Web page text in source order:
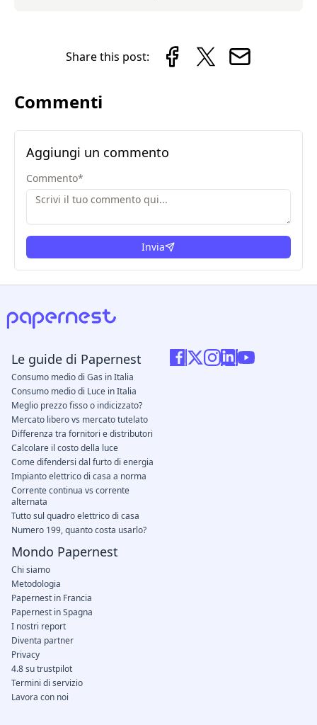
Share this post:
Commenti
Aggiungi un commento
Commento*
Invia
Le guide di Papernest
Consumo medio di Gas in Italia
Consumo medio di Luce in Italia
Meglio prezzo fisso o indicizzato?
Mercato libero vs mercato tutelato
Differenza tra fornitori e distributori
Calcolare il costo della luce
Come difendersi dal furto di energia
Impianto elettrico di casa a norma
Corrente continua vs corrente
alternata
Tutto sul quadro elettrico di casa
Numero 199, quanto costa usarlo?
Mondo Papernest
Chi siamo
Metodologia
Papernest in Francia
Papernest in Spagna
I nostri report
Diventa partner
Privacy
4.8 su trustpilot
Termini di servizio
Lavora con noi